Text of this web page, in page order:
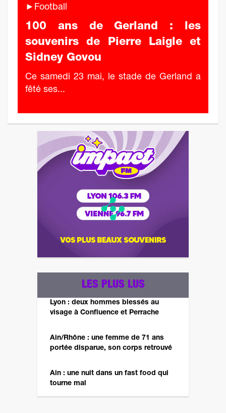
►Football
100 ans de Gerland : les
souvenirs de Pierre Laigle et
Sidney Govou
Ce samedi 23 mai, le stade de Gerland a
fêté ses...
LES PLUS LUS
Lyon : deux hommes blessés au
visage à Confluence et Perrache
Ain/Rhône : une femme de 71 ans
portée disparue, son corps retrouvé
Ain : une nuit dans un fast food qui
tourne mal